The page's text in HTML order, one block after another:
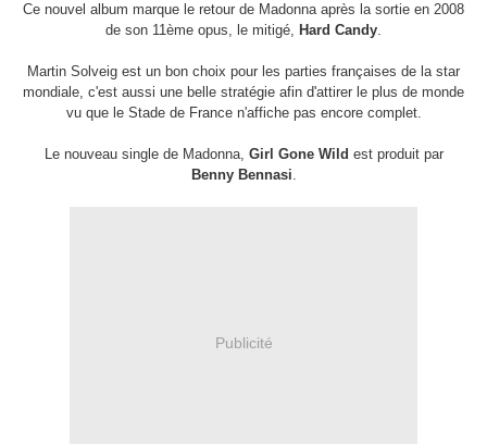
Ce nouvel album marque le retour de Madonna après la sortie en 2008
de son 11ème opus, le mitigé, Hard Candy.
Martin Solveig est un bon choix pour les parties françaises de la star
mondiale, c'est aussi une belle stratégie afin d'attirer le plus de monde
vu que le Stade de France n'affiche pas encore complet.
Le nouveau single de Madonna, Girl Gone Wild est produit par
Benny Bennasi.
Publicité